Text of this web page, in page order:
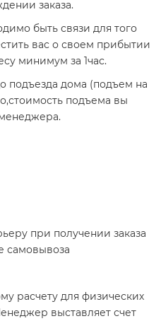
заказа.
быть связи для того
вас о своем прибытии
минимум за 1час.
подъезда дома (подъем на
подъема вы
при получении заказа
самовывоза
расчету для физических
выставляет счет